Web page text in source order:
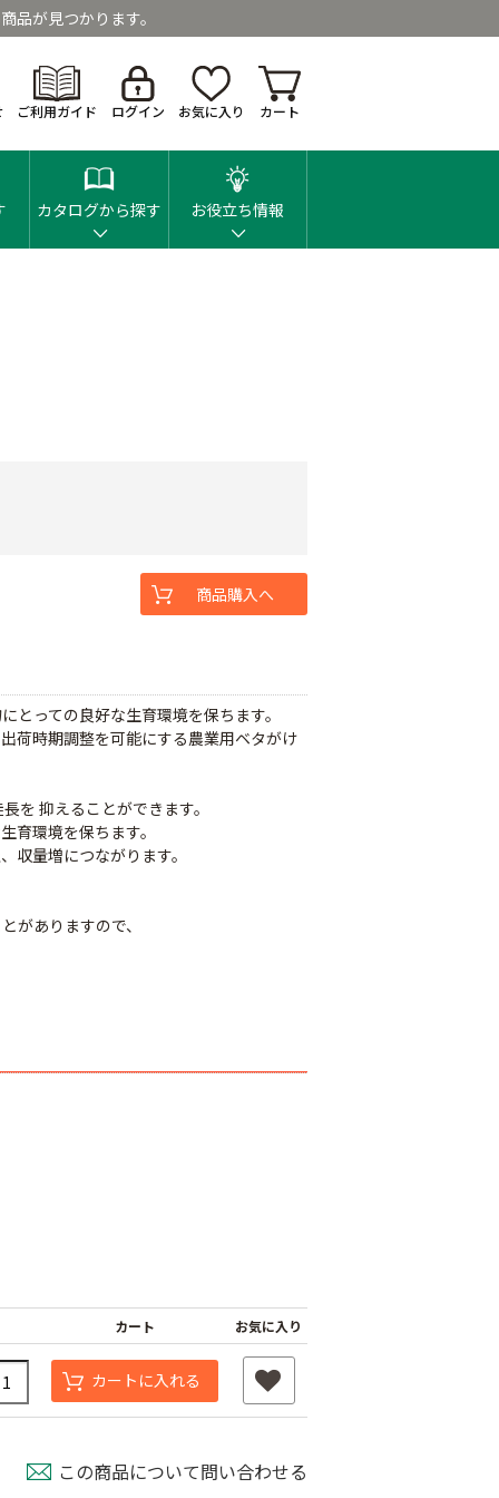
品が見つかります。
ご利用ガイド ログイン お気に入り カート
カタログから探す お役立ち情報
とっての良好な生育環境を保ちます。
荷時期調整を可能にする農業用ベタがけ
を 抑えることができます。
育環境を保ちます。
収量増につながります。
がありますので、
商品購入へ
カート お気に入り
カートに入れる
この商品について問い合わせる